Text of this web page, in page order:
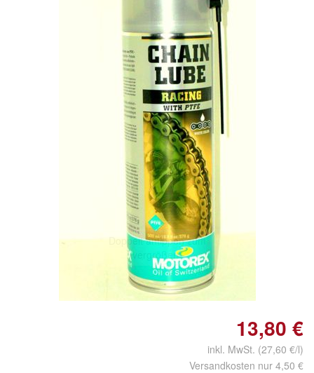
Doppelt antippen zum
vergrößern
13,80 €
inkl. MwSt. (27,60 €/l)
Versandkosten nur 4,50 €